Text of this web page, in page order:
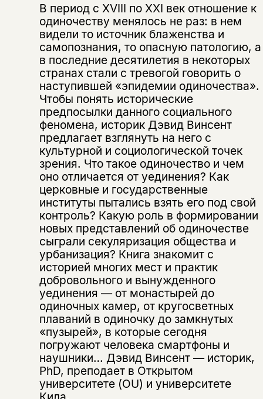
В период с XVIII по XXI век отношение к
одиночеству менялось не раз: в нем
видели то источник блаженства и
самопознания, то опасную патологию, а
в последние десятилетия в некоторых
странах стали с тревогой говорить о
наступившей «эпидемии одиночества».
Чтобы понять исторические
предпосылки данного социального
феномена, историк Дэвид Винсент
предлагает взглянуть на него с
культурной и социологической точек
зрения. Что такое одиночество и чем
оно отличается от уединения? Как
церковные и государственные
институты пытались взять его под свой
контроль? Какую роль в формировании
новых представлений об одиночестве
сыграли секуляризация общества и
урбанизация? Книга знакомит с
историей многих мест и практик
добровольного и вынужденного
уединения — от монастырей до
одиночных камер, от кругосветных
плаваний в одиночку до замкнутых
«пузырей», в которые сегодня
погружают человека смартфоны и
наушники… Дэвид Винсент — историк,
PhD, преподает в Открытом
университете (OU) и университете